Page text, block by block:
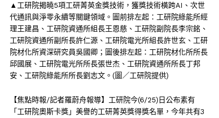
▲工研院揭曉5項工研菁英金獎技術，獲獎技術橫跨AI、次世
代通訊與淨零永續等關鍵領域。圖前排左起：工研院綠能所經
理王建昌、工研院資通所組長王恩慈、工研院副院長李宗銘、
工研院資通所副所長許仁源、工研院電光所組長許世玄、工研
院材化所資深研究員吳國卿；圖後排左起：工研院材化所所長
邱國展、工研院電光所所長張世杰、工研院資通所所長丁邦
安、工研院綠能所所長劉志文。(圖／工研院提供)
【焦點時報/記者羅蔚舟報導】工研院今(6/25)日公布素有
「工研院奧斯卡獎」美譽的工研菁英獎得獎名單，今年共有3